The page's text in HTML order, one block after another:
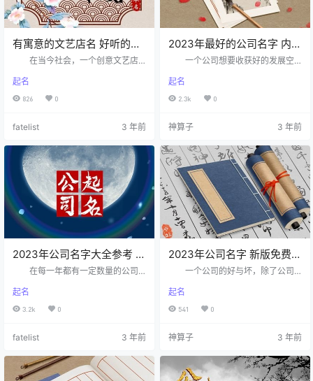
有寓意的文艺店名 好听的文
艺店名
在当今社会，一个创意文艺店
光的，同时还具有传播能力，能够
让您的店铺更加具有知名度，那
铺名字大全内容。 怎么取一个
名 俗语比较民俗口语化，运用
俗话取名的店铺和商铺，其名字能
被大部分的公众所接纳。知名的王
麻子、狗不理等就属于俗话起名。
“好吃来”瓜子老大、“鲜得到”筒骨等
叫…
起名
826 0
fatelist 3 年前
2023年最好的公司名字 内涵
有创意的公司名字
一个公司想要收获好的发展空
要有好的服务产品，而最重要的
是，要有好的公司名，一个好的公
们来看看，该如何给2023年公司取
巧分析 运用诗词歌赋为其取
名 诗词歌赋带有着唯美浪漫的
意境，内涵特殊的意义，其用词更
是悠扬唯美，带有着美好的意蕴，
若是将其当做公司起名时的参考，
不仅能够…
起名
2.3k 0
神算子 3 年前
2023年公司名字大全参考 比
较好听名字推荐
在每一年都有一定数量的公司
业市场有了好的发展冲击，也给同
行业的公司带来一定的影响，而一
么，该如何给2023年新成立的公司
说明 选择具有好口彩的汉字为
公司取名 不管一家公司创业的
起名
3.2k 0
fatelist 3 年前
2023年公司名字 新版免费公
司名字大全
一个公司的好与坏，除了公司
司名的好与坏会在一定程度上影响
公司未来发展的趋势，而给公司起
样才能给公司起个好名字，具体可
起名技巧赏析 明确企业文化理
念和品牌概念 一个好的公司名
起名
541 0
神算子 3 年前